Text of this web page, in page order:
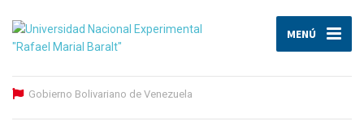
MENÚ
Gobierno Bolivariano de Venezuela